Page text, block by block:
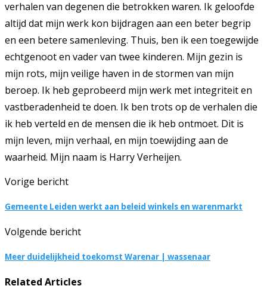
verhalen van degenen die betrokken waren. Ik geloofde
altijd dat mijn werk kon bijdragen aan een beter begrip
en een betere samenleving. Thuis, ben ik een toegewijde
echtgenoot en vader van twee kinderen. Mijn gezin is
mijn rots, mijn veilige haven in de stormen van mijn
beroep. Ik heb geprobeerd mijn werk met integriteit en
vastberadenheid te doen. Ik ben trots op de verhalen die
ik heb verteld en de mensen die ik heb ontmoet. Dit is
mijn leven, mijn verhaal, en mijn toewijding aan de
waarheid. Mijn naam is Harry Verheijen.
Vorige bericht
Gemeente Leiden werkt aan beleid winkels en warenmarkt
Volgende bericht
Meer duidelijkheid toekomst Warenar | wassenaar
Related Articles